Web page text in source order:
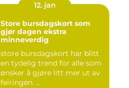
12. jan
Store bursdagskort som
gjør dagen ekstra
minneverdig
store bursdagskort har blitt
en tydelig trend for alle som
ønsker å gjøre litt mer ut av
feiringen. ...